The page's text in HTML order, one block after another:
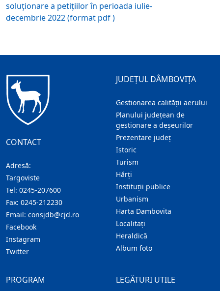
soluţionare a petiţiilor în perioada iulie-
decembrie 2022 (format pdf )
CONTACT
Adresă:
Targoviste
Tel: 0245-207600
Fax: 0245-212230
Email: consjdb@cjd.ro
Facebook
Instagram
Twitter
JUDEȚUL DÂMBOVIȚA
Gestionarea calității aerului
Planului județean de
gestionare a deșeurilor
Prezentare judeţ
Istoric
Turism
Hărţi
Instituţii publice
Urbanism
Harta Dambovita
Localitaţi
Heraldică
Album foto
LEGĂTURI UTILE
PROGRAM